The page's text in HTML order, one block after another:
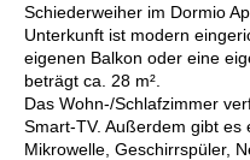
Schiederweiher im Dormio
Unterkunft ist modern
eigenen Balkon oder eine
beträgt ca. 28 m².
Das Wohn-/Schlafzimmer
Smart-TV. Außerdem gibt es
Mikrowelle, Geschirrspüler,